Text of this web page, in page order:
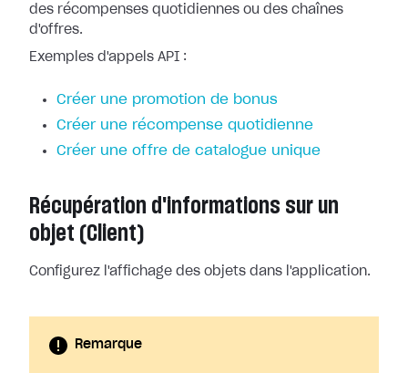
des récompenses quotidiennes ou des chaînes
d'offres.
Exemples d'appels API :
Créer une promotion de bonus
Créer une récompense quotidienne
Créer une offre de catalogue unique
Récupération d'informations sur un
objet (Client)
Configurez l'affichage des objets dans l'application.
Remarque